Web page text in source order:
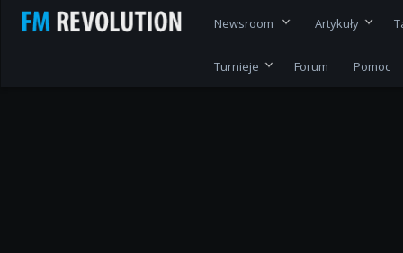
Newsroom Artykuły
Turnieje Forum Pomoc